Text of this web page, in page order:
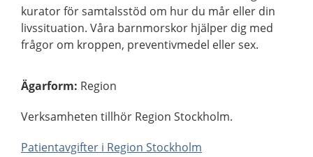
kurator för samtalsstöd om hur du mår eller din
livssituation. Våra barnmorskor hjälper dig med
frågor om kroppen, preventivmedel eller sex.
Ägarform: Region
Verksamheten tillhör Region Stockholm.
Patientavgifter i Region Stockholm